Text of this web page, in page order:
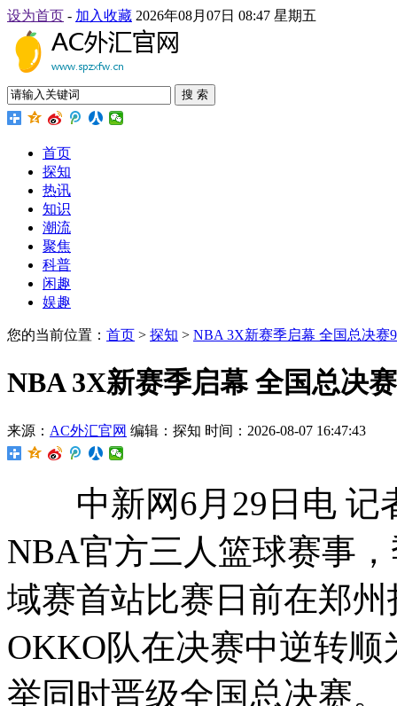
设为首页 - 加入收藏 2026年08月07日 08:47 星期五
搜 索
首页
探知
热讯
知识
潮流
聚焦
科普
闲趣
娱趣
您的当前位置： 首页 > 探知 > NBA 3X新赛季启幕 全国总决赛
NBA 3X新赛季启幕 全国总决
来源： AC外汇官网 编辑：探知 时间：2026-08-07 16:47:43
中新网6月29日电 记
NBA官方三人篮球赛事
域赛首站比赛日前在郑
OKKO队在决赛中逆转
举同时晋级全国总决赛。